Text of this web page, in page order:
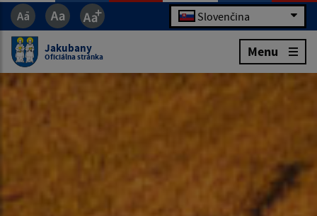
Slovenčina
Jakubany
Oficiálna stránka Menu